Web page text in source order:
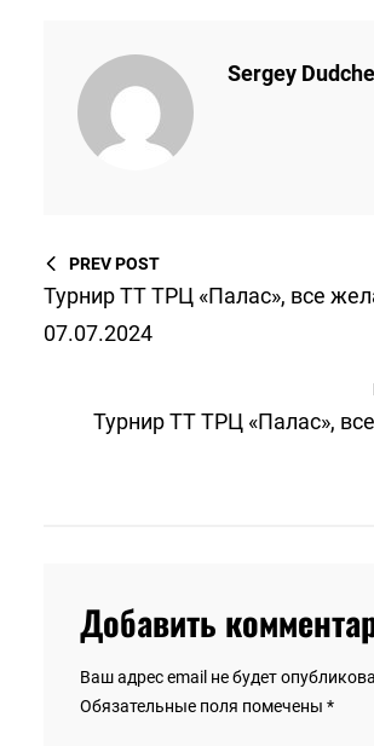
Sergey
PREV POST
Турнир ТТ ТРЦ «Палас», все
07.07.2024
Турнир ТТ ТРЦ «Палас»,
Добавить
Ваш адрес email не будет
Обязательные поля помечены *